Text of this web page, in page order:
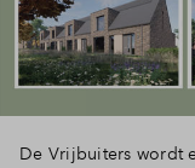
De Vrijbuiters wordt